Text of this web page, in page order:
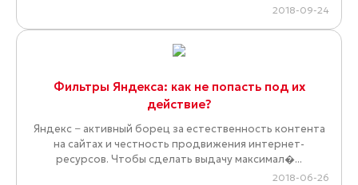
2018-09-24
Фильтры Яндекса: как не попасть под их
действие?
Яндекс − активный борец за естественность контента
на сайтах и честность продвижения интернет-
ресурсов. Чтобы сделать выдачу максимал�...
2018-06-26